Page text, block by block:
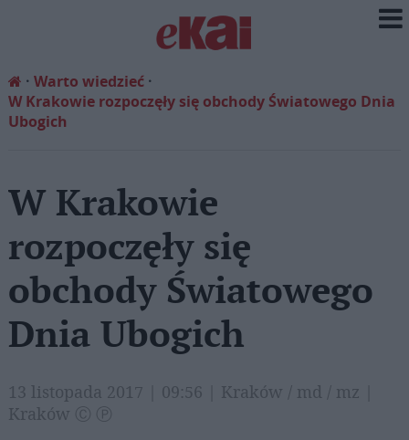
Warto wiedzieć
W Krakowie rozpoczęły się obchody Światowego Dnia
Ubogich
W Krakowie
rozpoczęły się
obchody Światowego
Dnia Ubogich
13 listopada 2017 | 09:56 | Kraków / md / mz |
Kraków Ⓒ Ⓟ